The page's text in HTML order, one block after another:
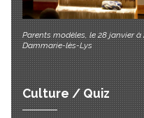
Parents modèles, le 28 janvier à
Dammarie-lès-Lys
Culture / Quiz